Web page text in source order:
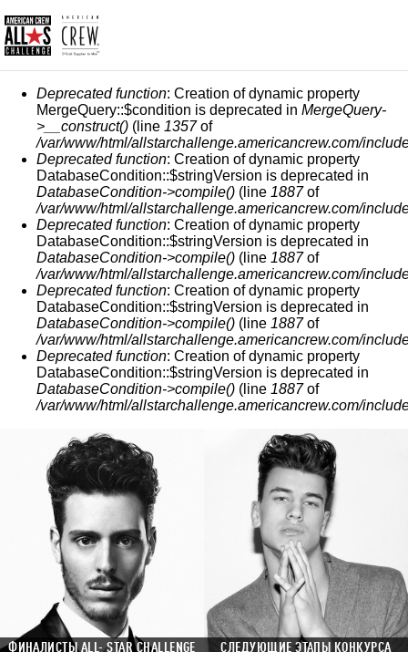
СООБЩЕНИЕ ОБ ОШИБКЕ
Deprecated function: Creation of dynamic property
MergeQuery::$condition is deprecated in MergeQuery-
>__construct() (line 1357of
/var/www/html/allstarchallenge.americancrew.com/
Deprecated function: Creation of dynamic property
DatabaseCondition::$stringVersion is deprecated in
DatabaseCondition->compile() (line 1887of
/var/www/html/allstarchallenge.americancrew.com/
Deprecated function: Creation of dynamic property
DatabaseCondition::$stringVersion is deprecated in
DatabaseCondition->compile() (line 1887of
/var/www/html/allstarchallenge.americancrew.com/
Deprecated function: Creation of dynamic property
DatabaseCondition::$stringVersion is deprecated in
DatabaseCondition->compile() (line 1887of
/var/www/html/allstarchallenge.americancrew.com/
Deprecated function: Creation of dynamic property
DatabaseCondition::$stringVersion is deprecated in
DatabaseCondition->compile() (line 1887of
/var/www/html/allstarchallenge.americancrew.com/
ФИНАЛИСТЫ ALL- STAR CHALLENGE СЛЕДУЮЩИЕ ЭТАПЫ КОНКУРСА